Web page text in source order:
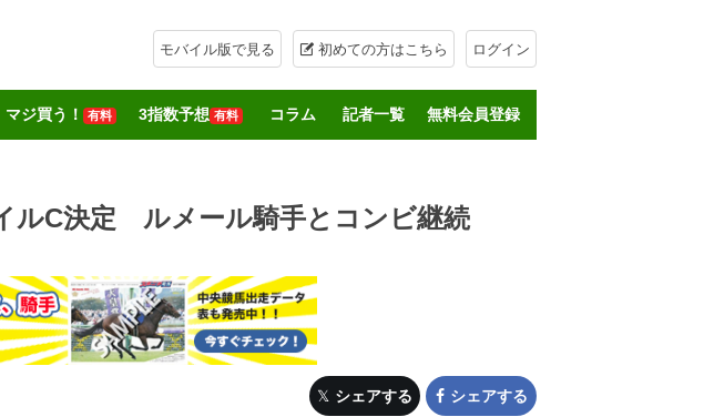
モバイル版で見る 初めての方はこちら ログイン
マジ買う！ 有料 3指数予想 有料 コラム 記者一覧 無料会員登録
ルC決定 ルメール騎手とコンビ継続
シェアする シェアする